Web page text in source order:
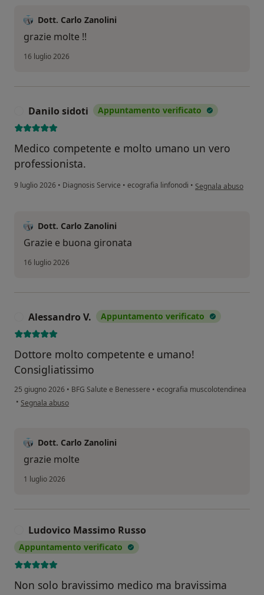
Dott. Carlo Zanolini
grazie molte !!
16 luglio 2026
Danilo sidoti Appuntamento verificato
Medico competente e molto umano un vero
professionista.
9 luglio 2026 • Diagnosis Service • ecografia linfonodi • secondo l'opinione
Segnala abuso
Dott. Carlo Zanolini
Grazie e buona gironata
16 luglio 2026
Alessandro V. Appuntamento verificato
Dottore molto competente e umano!
Consigliatissimo
25 giugno 2026 • BFG Salute e Benessere • ecografia muscolotendinea
• secondo l'opinione dell'utente Alessandro V.
Segnala abuso
Dott. Carlo Zanolini
grazie molte
1 luglio 2026
Ludovico Massimo Russo
Appuntamento verificato
Non solo bravissimo medico ma bravissima